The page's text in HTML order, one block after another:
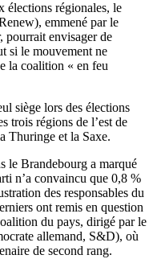
élections régionales, le
emmené par le
pourrait envisager de
si le mouvement ne
la coalition « en feu
siège lors des élections
trois régions de l’est de
Thuringe et la Saxe.
le Brandebourg a marqué
n’a convaincu que 0,8 %
des responsables du
ont remis en question
du pays, dirigé par le
allemand, S&D), où
de second rang.